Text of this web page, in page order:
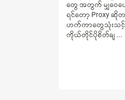
တွေ အတွက် မျှဝေပ
ရင်တော့ Proxy ဆို
ဟက်ကာတွေသုံးသင့်ပ
ကိုယ်တိုင်ပိုစိတ်ချ ...